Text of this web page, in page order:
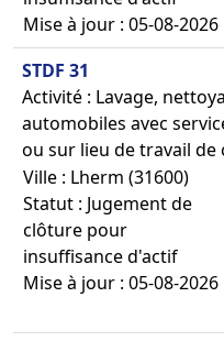
Mise à jour : 05-08-2026
STDF 31
Activité : Lavage,
automobiles avec
ou sur lieu de travail de
Ville : Lherm (31600)
Statut : Jugement de
clôture pour
insuffisance d'actif
Mise à jour : 05-08-2026